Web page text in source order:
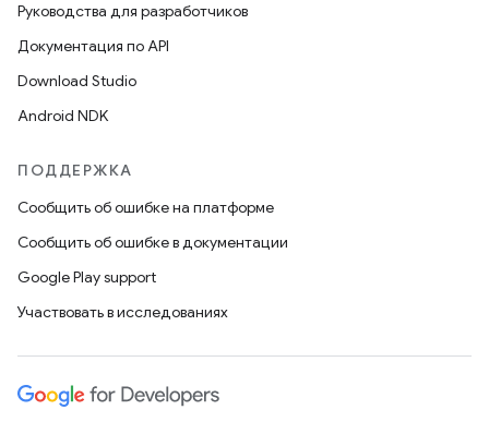
Руководства для разработчиков
Документация по API
Download Studio
Android NDK
ПОДДЕРЖКА
Сообщить об ошибке на платформе
Сообщить об ошибке в документации
Google Play support
Участвовать в исследованиях